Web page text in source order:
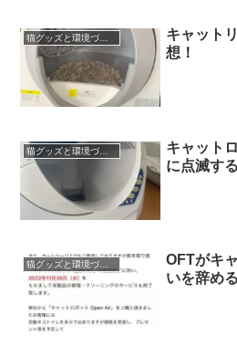
猫グッズと環境づくり
キャット
想！
猫グッズと環境づくり
キャット
に点滅す
猫グッズと環境づくり
OFTがキ
いを辞める